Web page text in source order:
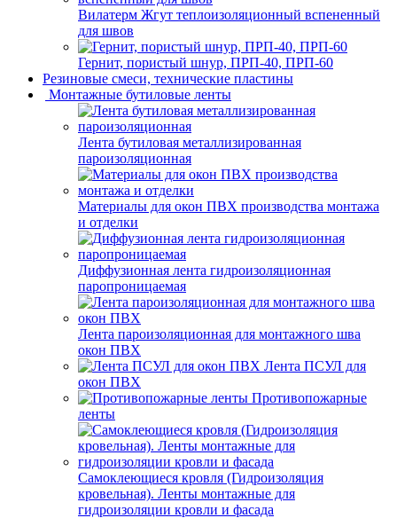
Вилатерм Жгут теплоизоляционный вспененный
для швов
Гернит, пористый шнур, ПРП-40, ПРП-60
Резиновые смеси, технические пластины
Монтажные бутиловые ленты
Лента бутиловая металлизированная
пароизоляционная
Материалы для окон ПВХ производства монтажа
и отделки
Диффузионная лента гидроизоляционная
паропроницаемая
Лента пароизоляционная для монтажного шва
окон ПВХ
Лента ПСУЛ для
окон ПВХ
Противопожарные
ленты
Самоклеющиеся кровля (Гидроизоляция
кровельная). Ленты монтажные для
гидроизоляции кровли и фасада